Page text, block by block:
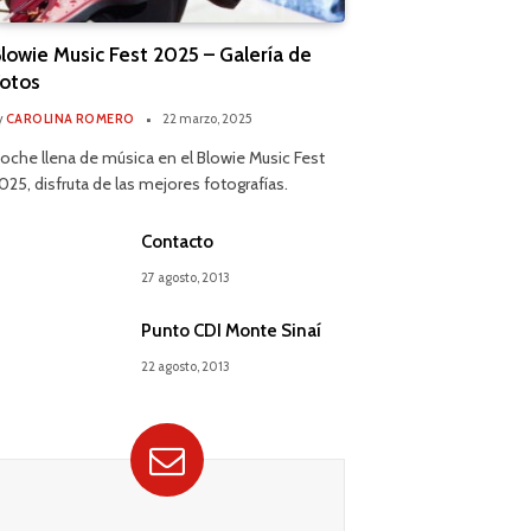
Music Fest 2025 – Galería de
CAROLINA ROMERO 22 marzo, 2025
llena de música en el Blowie Music Fest
disfruta de las mejores fotografías.
Contacto
27 agosto, 2013
Punto CDI Monte Sinaí
22 agosto, 2013